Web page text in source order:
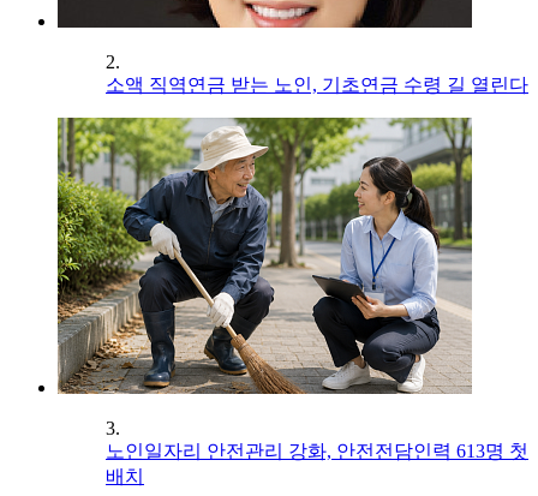
2.
소액 직역연금 받는 노인, 기초연금 수령 길 열린다
3.
노인일자리 안전관리 강화, 안전전담인력 613명 첫
배치